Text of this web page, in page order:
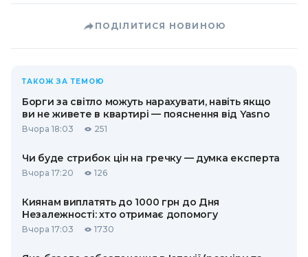
ПОДІЛИТИСЯ НОВИНОЮ
ТАКОЖ ЗА ТЕМОЮ
Борги за світло можуть нарахувати, навіть якщо
ви не живете в квартирі — пояснення від Yasno
Вчора 18:03 251
Чи буде стрибок цін на гречку — думка експерта
Вчора 17:20 126
Киянам виплатять до 1000 грн до Дня
Незалежності: хто отримає допомогу
Вчора 17:03 1730